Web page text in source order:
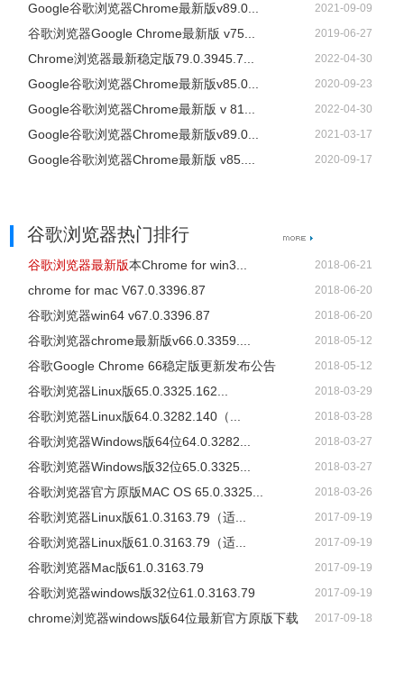
Google谷歌浏览器Chrome最新版v89.0... 2021-09-09
谷歌浏览器Google Chrome最新版 v75... 2019-06-27
Chrome浏览器最新稳定版79.0.3945.7... 2022-04-30
Google谷歌浏览器Chrome最新版v85.0... 2020-09-23
Google谷歌浏览器Chrome最新版 v 81... 2022-04-30
Google谷歌浏览器Chrome最新版v89.0... 2021-03-17
Google谷歌浏览器Chrome最新版 v85.... 2020-09-17
谷歌浏览器热门排行
谷歌浏览器最新版本Chrome for win3... 2018-06-21
chrome for mac V67.0.3396.87 2018-06-20
谷歌浏览器win64 v67.0.3396.87 2018-06-20
谷歌浏览器chrome最新版v66.0.3359.... 2018-05-12
谷歌Google Chrome 66稳定版更新发布公告 2018-05-12
谷歌浏览器Linux版65.0.3325.162... 2018-03-29
谷歌浏览器Linux版64.0.3282.140（... 2018-03-28
谷歌浏览器Windows版64位64.0.3282... 2018-03-27
谷歌浏览器Windows版32位65.0.3325... 2018-03-27
谷歌浏览器官方原版MAC OS 65.0.3325... 2018-03-26
谷歌浏览器Linux版61.0.3163.79（适... 2017-09-19
谷歌浏览器Linux版61.0.3163.79（适... 2017-09-19
谷歌浏览器Mac版61.0.3163.79 2017-09-19
谷歌浏览器windows版32位61.0.3163.79 2017-09-19
chrome浏览器windows版64位最新官方原版下载 2017-09-18